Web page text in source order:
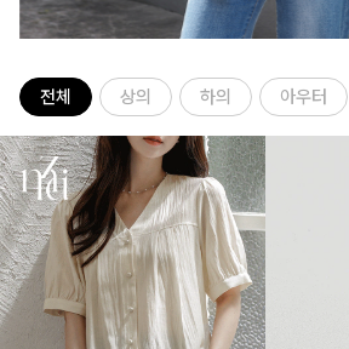
전체 상의 하의 아우터